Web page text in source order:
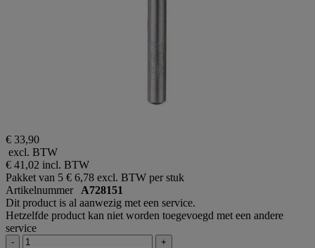
€ 33,90
excl. BTW
€ 41,02 incl. BTW
Pakket van 5 € 6,78 excl. BTW per stuk
Artikelnummer A728151
Dit product is al aanwezig met een service.
Hetzelfde product kan niet worden toegevoegd met een andere
service
- +